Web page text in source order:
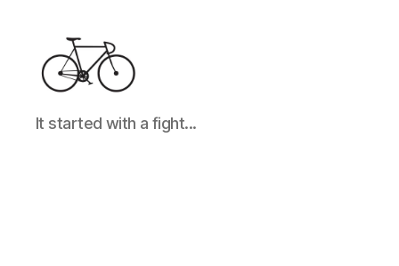
It
started
It started with a fight...